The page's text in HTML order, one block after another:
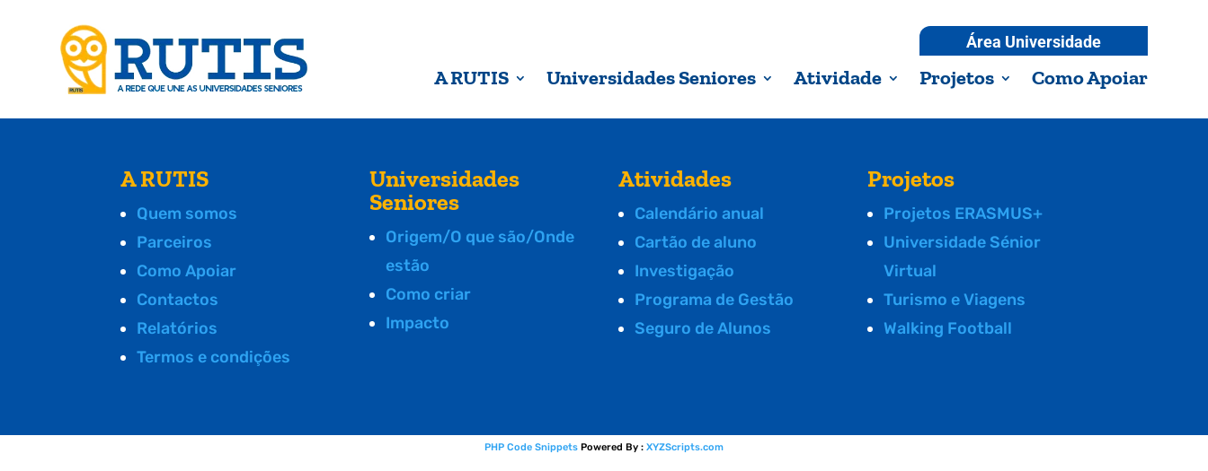
Área Universidade
A RUTIS Universidades Seniores Atividade Projetos Como Apoiar
A RUTIS
Quem somos
Parceiros
Como Apoiar
Contactos
Relatórios
Termos e condições
Universidades
Seniores
Origem/O que são/Onde
estão
Como criar
Impacto
Atividades
Calendário anual
Cartão de aluno
Investigação
Programa de Gestão
Seguro de Alunos
Projetos
Projetos ERASMUS+
Universidade Sénior
Virtual
Turismo e Viagens
Walking Football
PHP Code Snippets Powered By : XYZScripts.com